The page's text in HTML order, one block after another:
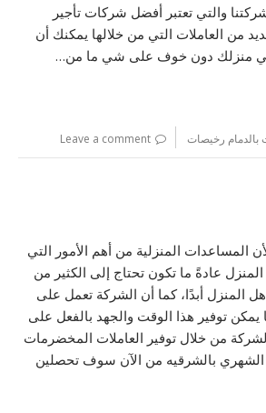
والتي تعتبر أفضل شركات تأجير
من العاملات التي من خلالها يمكنك أن
في منزلك دون خوف على شي ما من…
بالدمام رخيصات Leave a comment
المساعدات المنزلية من أهم الأمور التي
عادةً ما تكون تحتاج إلى الكثير من
المنزل أبدًا، كما أن الشركة تعمل على
يمكن توفير هذا الوقت والجهد بالفعل على
من خلال توفير العاملات المخضرمات
الشهري بالشرقيه من الآن سوف تحصلين